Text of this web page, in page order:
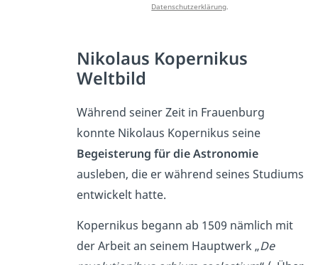
Datenschutzerklärung.
Nikolaus Kopernikus
Weltbild
Während seiner Zeit in Frauenburg
konnte Nikolaus Kopernikus seine
Begeisterung für die Astronomie
ausleben, die er während seines Studiums
entwickelt hatte.
Kopernikus begann ab 1509 nämlich mit
der Arbeit an seinem Hauptwerk „De